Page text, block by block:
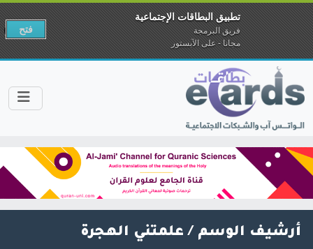
أرشيف الوسم / علمتني الهجرة
تطبيق البطاقات الإجتماعية
فريق البرمجة
مجانا - على الآبستور
فتح